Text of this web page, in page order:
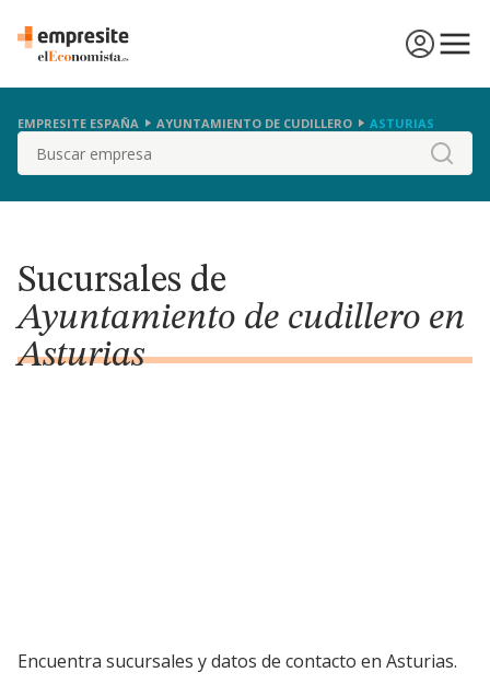
EMPRESITE ESPAÑA AYUNTAMIENTO DE CUDILLERO ASTURIAS
Buscar
Sucursales de
Ayuntamiento de cudillero en
Asturias
Encuentra sucursales y datos de contacto en Asturias.